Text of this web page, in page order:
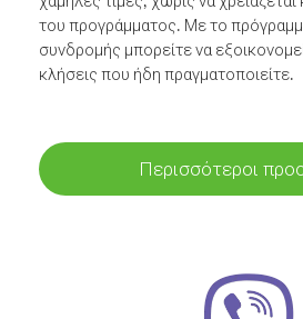
του προγράμματος. Με το
συνδρομής μπορείτε να
κλήσεις που ήδη πραγματοποιείτε.
Περισσότεροι